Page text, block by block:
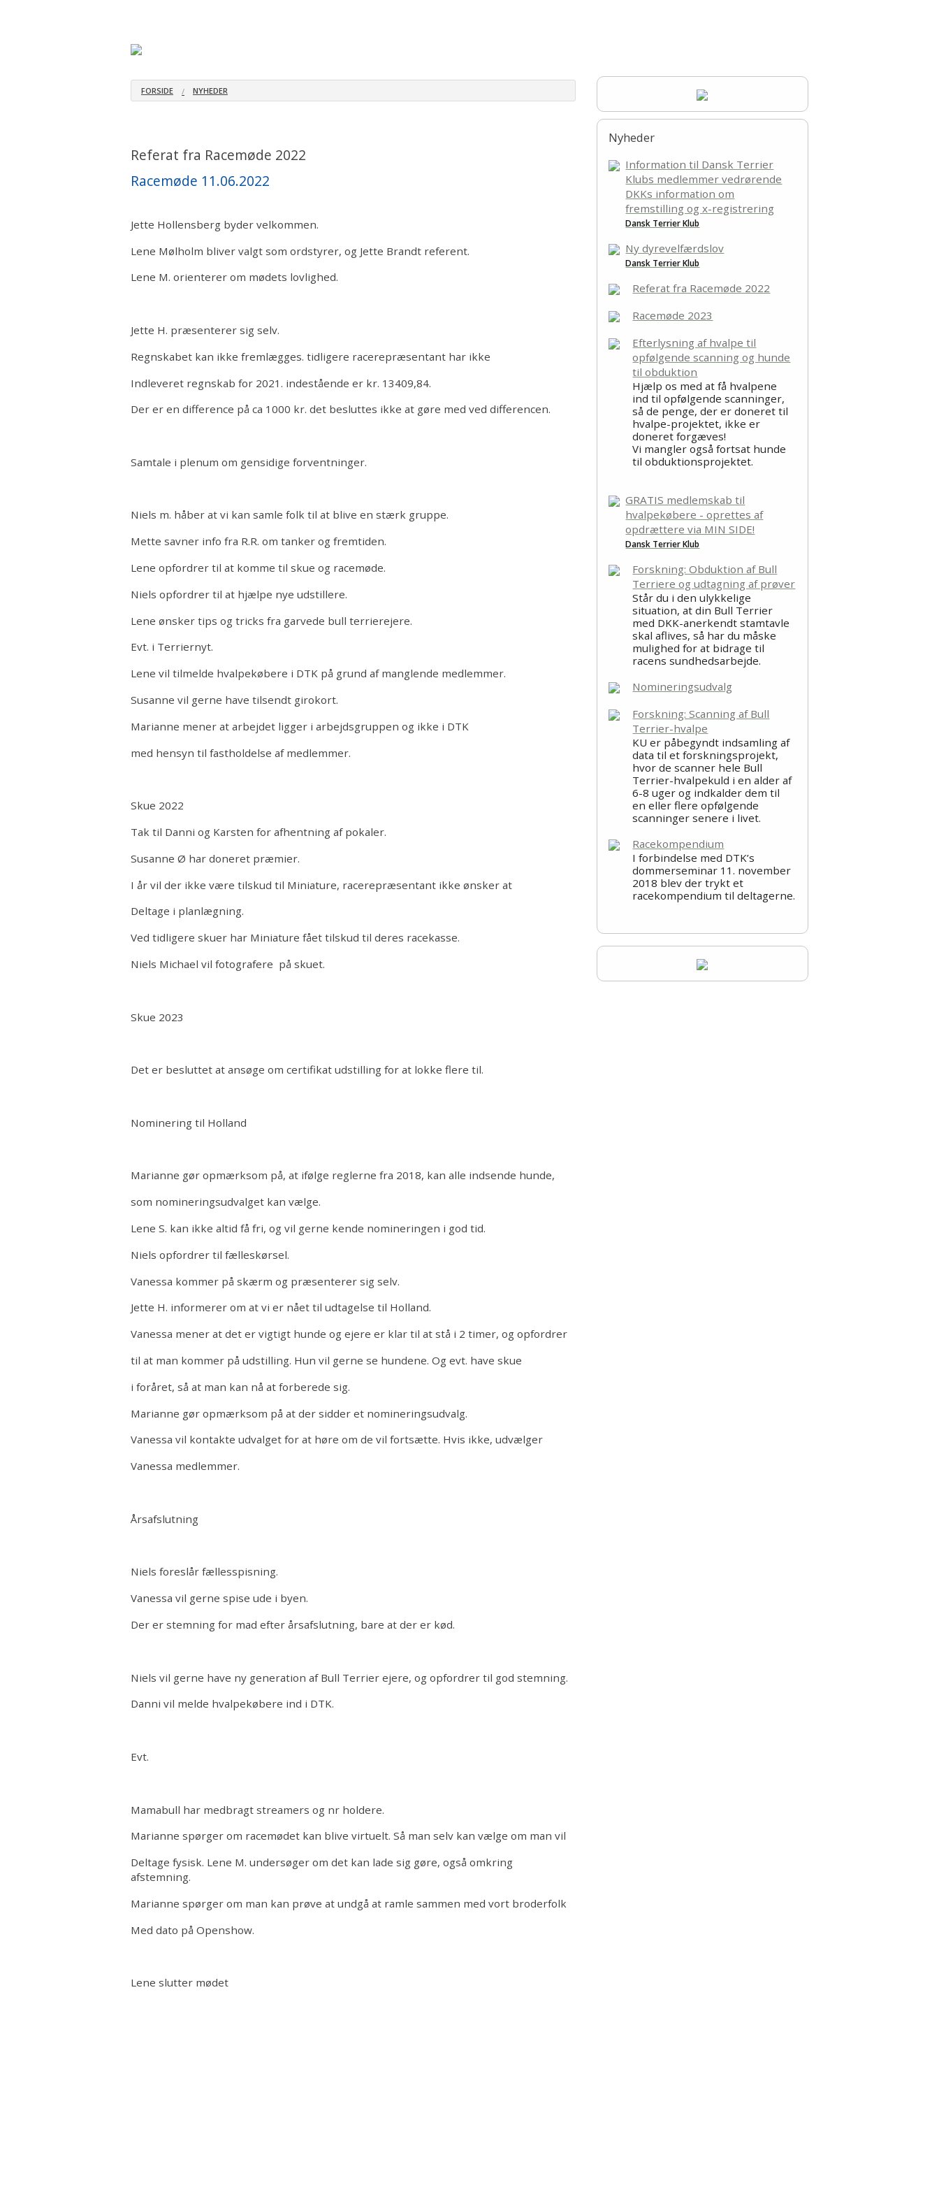
Sundhed
Population
Opdrættere Forskning: Obduktion af Bull Terriere og udtagning af prøver
Forskning: Scanning af Bull Terrier-hvalpe
Indkaldelse til 2. skanning
FORSIDE NYHEDER
Referat fra Racemøde 2022
Racemøde 11.06.2022
Jette Hollensberg byder velkommen.
Lene Mølholm bliver valgt som ordstyrer, og Jette Brandt referent.
Lene M. orienterer om mødets lovlighed.
Jette H. præsenterer sig selv.
Regnskabet kan ikke fremlægges. tidligere racerepræsentant har ikke
Indleveret regnskab for 2021. indestående er kr. 13409,84.
Der er en difference på ca 1000 kr. det besluttes ikke at gøre med ved differencen.
Samtale i plenum om gensidige forventninger.
Niels m. håber at vi kan samle folk til at blive en stærk gruppe.
Mette savner info fra R.R. om tanker og fremtiden.
Lene opfordrer til at komme til skue og racemøde.
Niels opfordrer til at hjælpe nye udstillere.
Lene ønsker tips og tricks fra garvede bull terrierejere.
Evt. i Terriernyt.
Lene vil tilmelde hvalpekøbere i DTK på grund af manglende medlemmer.
Susanne vil gerne have tilsendt girokort.
Marianne mener at arbejdet ligger i arbejdsgruppen og ikke i DTK
med hensyn til fastholdelse af medlemmer.
Skue 2022
Tak til Danni og Karsten for afhentning af pokaler.
Susanne Ø har doneret præmier.
I år vil der ikke være tilskud til Miniature, racerepræsentant ikke ønsker at
Deltage i planlægning.
Ved tidligere skuer har Miniature fået tilskud til deres racekasse.
Niels Michael vil fotografere på skuet.
Skue 2023
Det er besluttet at ansøge om certifikat udstilling for at lokke flere til.
Nominering til Holland
Marianne gør opmærksom på, at ifølge reglerne fra 2018, kan alle indsende hunde,
som nomineringsudvalget kan vælge.
Lene S. kan ikke altid få fri, og vil gerne kende nomineringen i god tid.
Niels opfordrer til fælleskørsel.
Vanessa kommer på skærm og præsenterer sig selv.
Jette H. informerer om at vi er nået til udtagelse til Holland.
Vanessa mener at det er vigtigt hunde og ejere er klar til at stå i 2 timer, og opfordrer
til at man kommer på udstilling. Hun vil gerne se hundene. Og evt. have skue
i foråret, så at man kan nå at forberede sig.
Marianne gør opmærksom på at der sidder et nomineringsudvalg.
Vanessa vil kontakte udvalget for at høre om de vil fortsætte. Hvis ikke, udvælger
Vanessa medlemmer.
Årsafslutning
Niels foreslår fællesspisning.
Vanessa vil gerne spise ude i byen.
Der er stemning for mad efter årsafslutning, bare at der er kød.
Niels vil gerne have ny generation af Bull Terrier ejere, og opfordrer til god stemning.
Danni vil melde hvalpekøbere ind i DTK.
Evt.
Mamabull har medbragt streamers og nr holdere.
Marianne spørger om racemødet kan blive virtuelt. Så man selv kan vælge om man vil
Deltage fysisk. Lene M. undersøger om det kan lade sig gøre, også omkring
afstemning.
Marianne spørger om man kan prøve at undgå at ramle sammen med vort broderfolk
Med dato på Openshow.
Lene slutter mødet
Nyheder
Information til Dansk Terrier
Klubs medlemmer vedrørende
DKKs information om
fremstilling og x-registrering
Dansk Terrier Klub
Ny dyrevelfærdslov
Dansk Terrier Klub
Referat fra Racemøde 2022
Racemøde 2023
Efterlysning af hvalpe til
opfølgende scanning og hunde
til obduktion
Hjælp os med at få hvalpene
ind til opfølgende scanninger,
så de penge, der er doneret til
hvalpe-projektet, ikke er
doneret forgæves!
Vi mangler også fortsat hunde
til obduktionsprojektet.
GRATIS medlemskab til
hvalpekøbere - oprettes af
opdrættere via MIN SIDE!
Dansk Terrier Klub
Forskning: Obduktion af Bull
Terriere og udtagning af prøver
Står du i den ulykkelige
situation, at din Bull Terrier
med DKK-anerkendt stamtavle
skal aflives, så har du måske
mulighed for at bidrage til
racens sundhedsarbejde.
Nomineringsudvalg
Forskning: Scanning af Bull
Terrier-hvalpe
KU er påbegyndt indsamling af
data til et forskningsprojekt,
hvor de scanner hele Bull
Terrier-hvalpekuld i en alder af
6-8 uger og indkalder dem til
en eller flere opfølgende
scanninger senere i livet.
Racekompendium
I forbindelse med DTK’s
dommerseminar 11. november
2018 blev der trykt et
racekompendium til deltagerne.